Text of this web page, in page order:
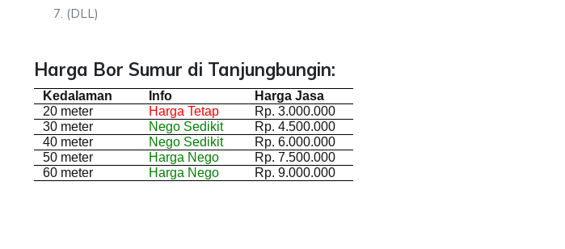
(DLL)
Harga Bor Sumur di Tanjungbungin:
Kedalaman Info
Harga Jasa
20 meter
Harga Tetap
Rp. 3.000.000
30 meter
Nego Sedikit
Rp. 4.500.000
40 meter
Nego Sedikit
Rp. 6.000.000
50 meter
Harga Nego
Rp. 7.500.000
60 meter
Harga Nego Rp. 9.000.000